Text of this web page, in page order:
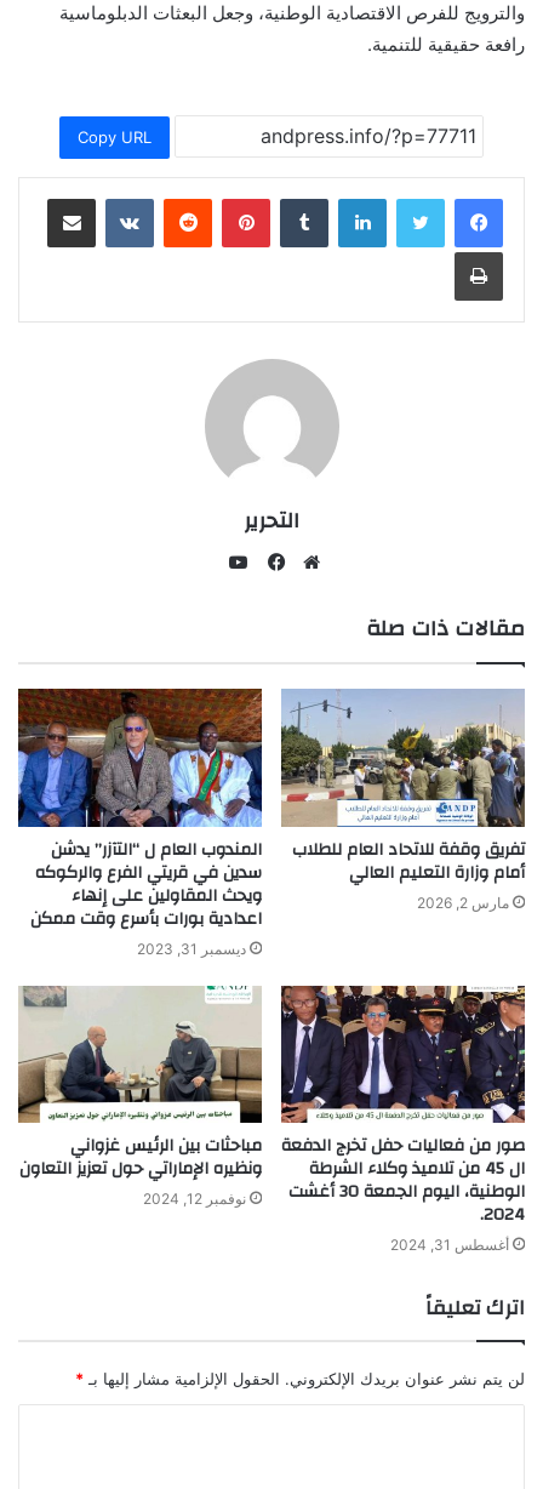
والترويج للفرص الاقتصادية الوطنية، وجعل البعثات الدبلوماسية
رافعة حقيقية للتنمية.
Copy URL
لينكدإن بينتيريست مشاركة عبر البريد
طباعة
التحرير
مقالات ذات صلة
تفريق وقفة للاتحاد العام للطلاب
أمام وزارة التعليم العالي
مارس 2, 2026
المندوب العام ل “التآزر” يدشن
سدين في قريتي الفرع والركوكه
ويحث المقاولين على إنهاء
اعدادية بورات بأسرع وقت ممكن
ديسمبر 31, 2023
صور من فعاليات حفل تخرج الدفعة
ال 45 من تلاميذ وكلاء الشرطة
الوطنية، اليوم الجمعة 30 أغشت
2024.
أغسطس 31, 2024
مباحثات بين الرئيس غزواني
ونظيره الإماراتي حول تعزيز التعاون
نوفمبر 12, 2024
اترك تعليقاً
لن يتم نشر عنوان بريدك الإلكتروني. الحقول الإلزامية مشار إليها بـ *